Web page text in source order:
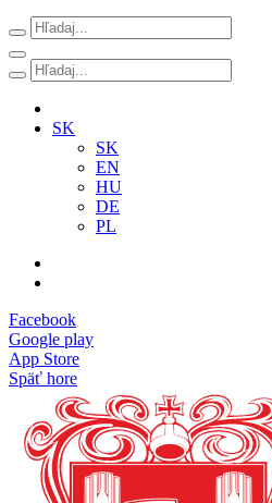
SK
SK
EN
HU
DE
PL
Facebook
Google play
App Store
Späť hore